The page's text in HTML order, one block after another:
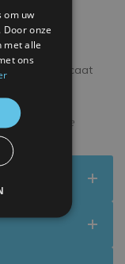
de getoonde
om uw
onze
met alle
ons